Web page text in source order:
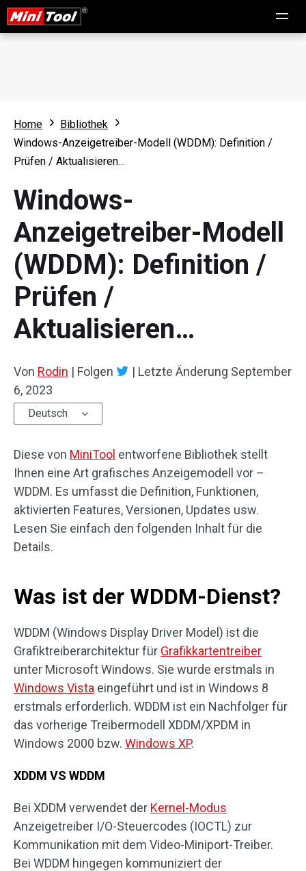
Home
Bibliothek
Windows-Anzeigetreiber-Modell (WDDM): Definition /
Prüfen / Aktualisieren…
Windows-
Anzeigetreiber-Modell
(WDDM): Definition /
Prüfen /
Aktualisieren…
Von Rodin | Folgen | Letzte Änderung September
6, 2023
Deutsch
Diese von MiniTool entworfene Bibliothek stellt
Ihnen eine Art grafisches Anzeigemodell vor –
WDDM. Es umfasst die Definition, Funktionen,
aktivierten Features, Versionen, Updates usw.
Lesen Sie einfach den folgenden Inhalt für die
Details.
Was ist der WDDM-Dienst?
WDDM (Windows Display Driver Model) ist die
Grafiktreiberarchitektur für Grafikkartentreiber
unter Microsoft Windows. Sie wurde erstmals in
Windows Vista eingeführt und ist in Windows 8
erstmals erforderlich. WDDM ist ein Nachfolger für
das vorherige Treibermodell XDDM/XPDM in
Windows 2000 bzw. Windows XP.
XDDM VS WDDM
Bei XDDM verwendet der Kernel-Modus
Anzeigetreiber I/O-Steuercodes (IOCTL) zur
Kommunikation mit dem Video-Miniport-Treiber.
Bei WDDM hingegen kommuniziert der